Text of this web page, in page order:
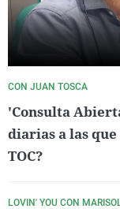
CON JUAN TOSCA
'Consulta
diarias a las
TOC?
LOVIN' YOU CON